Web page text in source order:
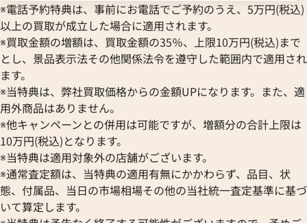
※電話予約特典は、事前にお電話でご予約のうえ、5万円(税込)
以上の買取が成立した場合に適用されます。
※買取金額の増額は、買取金額の35％、上限10万円(税込)まで
とし、景品表示法その他関係法令を遵守した範囲内で適用され
ます。
※当特典は、弊社買取価格からの金額UPになります。また、適
用外商品はありません。
※他キャンペーンとの併用は可能ですが、増額分の合計上限は
10万円(税込)となります。
※当特典は適用対象外の店舗がございます。
※通常査定額は、当特典の適用有無にかかわらず、品目、状
態、付属品、当日の市場相場その他の当社統一査定基準に基づ
いて算定します。